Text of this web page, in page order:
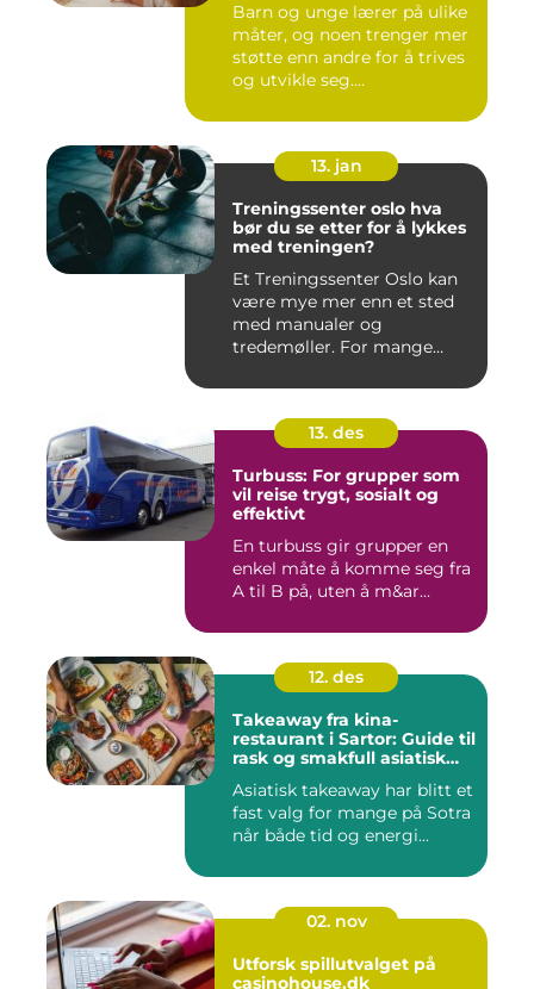
Barn og unge lærer på ulike
måter, og noen trenger mer
støtte enn andre for å trives
og utvikle seg....
13. jan
Treningssenter oslo hva
bør du se etter for å lykkes
med treningen?
Et Treningssenter Oslo kan
være mye mer enn et sted
med manualer og
tredemøller. For mange
13. des
Turbuss: For grupper som
vil reise trygt, sosialt og
effektivt
En turbuss gir grupper en
enkel måte å komme seg fra
A til B på, uten å m&ar...
12. des
Takeaway fra kina-
restaurant i Sartor: Guide til
rask og smakfull asiatisk
Asiatisk takeaway har blitt et
fast valg for mange på Sotra
når både tid og energi...
02. nov
Utforsk spillutvalget på
casinohouse.dk